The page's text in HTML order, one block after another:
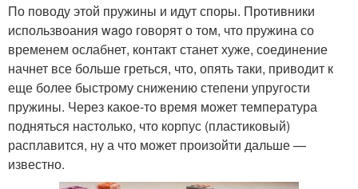
По поводу этой пружины и идут споры. Противники
использвоания wago говорят о том, что пружина со
временем ослабнет, контакт станет хуже, соединение
начнет все больше греться, что, опять таки, приводит к
еще более быстрому снижению степени упругости
пружины. Через какое-то время может температура
подняться настолько, что корпус (пластиковый)
расплавится, ну а что может произойти дальше —
известно.